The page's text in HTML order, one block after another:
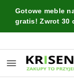
Przejdź do
Przejdź do
Przejdź do
Przejdź do
Przejdź do
Przejdź do
Gotowe meble
gratis! Zwrot 30